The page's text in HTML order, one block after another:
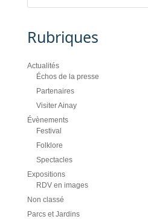
Rubriques
Actualités
Échos de la presse
Partenaires
Visiter Ainay
Évènements
Festival
Folklore
Spectacles
Expositions
RDV en images
Non classé
Parcs et Jardins